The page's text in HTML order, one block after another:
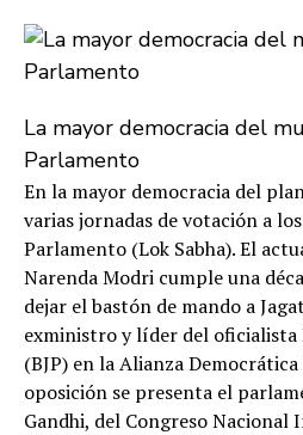
La mayor democracia del
Parlamento
En la mayor democracia del
varias jornadas de votación a
Parlamento (Lok Sabha). El
Narenda Modri cumple una
dejar el bastón de mando a
exministro y líder del
(BJP) en la Alianza
oposición se presenta el
Gandhi, del Congreso Nacional